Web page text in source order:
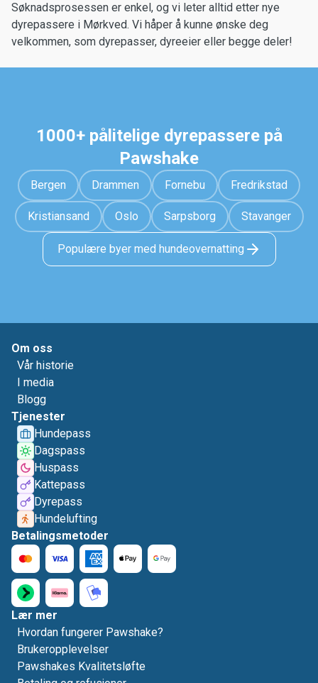
Søknadsprosessen er enkel, og vi leter alltid etter nye
dyrepassere i Mørkved. Vi håper å kunne ønske deg
velkommen, som dyrepasser, dyreeier eller begge deler!
1000+ pålitelige dyrepassere på
Pawshake
Bergen Drammen Fornebu Fredrikstad
Kristiansand Oslo Sarpsborg Stavanger
Populære byer med hundeovernatting
Om oss
Vår historie
I media
Blogg
Tjenester
Hundepass
Dagspass
Huspass
Kattepass
Dyrepass
Hundelufting
Betalingsmetoder
Lær mer
Hvordan fungerer Pawshake?
Brukeropplevelser
Pawshakes Kvalitetsløfte